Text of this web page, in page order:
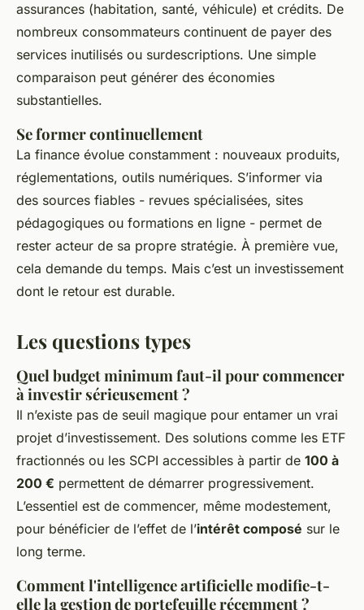
assurances (habitation, santé, véhicule) et crédits. De
nombreux consommateurs continuent de payer des
services inutilisés ou surdescriptions. Une simple
comparaison peut générer des économies
substantielles.
Se former continuellement
La finance évolue constamment : nouveaux produits,
réglementations, outils numériques. S’informer via
des sources fiables - revues spécialisées, sites
pédagogiques ou formations en ligne - permet de
rester acteur de sa propre stratégie. À première vue,
cela demande du temps. Mais c’est un investissement
dont le retour est durable.
Les questions types
Quel budget minimum faut-il pour commencer
à investir sérieusement ?
Il n’existe pas de seuil magique pour entamer un vrai
projet d’investissement. Des solutions comme les ETF
fractionnés ou les SCPI accessibles à partir de 100 à
200 € permettent de démarrer progressivement.
L’essentiel est de commencer, même modestement,
pour bénéficier de l’effet de l’intérêt composé sur le
long terme.
Comment l'intelligence artificielle modifie-t-
elle la gestion de portefeuille récemment ?